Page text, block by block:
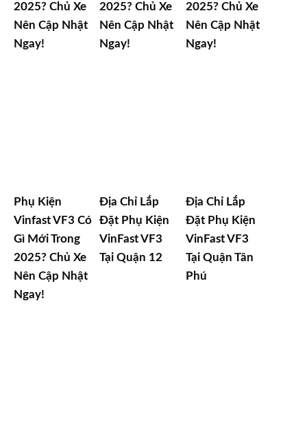
2025? Chủ Xe
Nên Cập Nhật
Ngay!
2025? Chủ Xe
Nên Cập Nhật
Ngay!
2025? Chủ Xe
Nên Cập Nhật
Ngay!
Phụ Kiện
Vinfast VF3 Có
Gì Mới Trong
2025? Chủ Xe
Nên Cập Nhật
Ngay!
Địa Chỉ Lắp
Đặt Phụ Kiện
VinFast VF3
Tại Quận 12
Địa Chỉ Lắp
Đặt Phụ Kiện
VinFast VF3
Tại Quận Tân
Phú